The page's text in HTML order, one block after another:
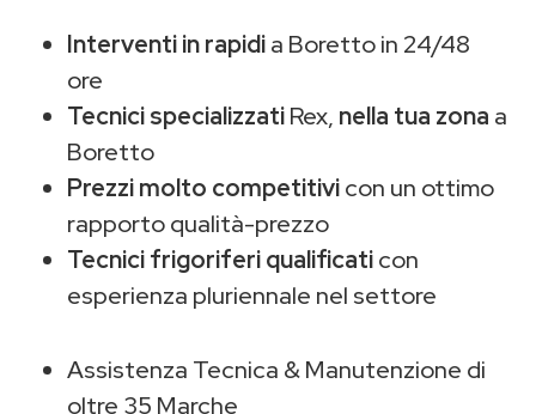
Interventi in rapidia Boretto in 24/48
ore
Tecnici specializzatiRex, nella tua zona a
Boretto
Prezzi molto competitivicon un ottimo
rapporto qualità-prezzo
Tecnici frigoriferi qualificaticon
esperienza pluriennale nel settore
Assistenza Tecnica & Manutenzione di
oltre 35 Marche